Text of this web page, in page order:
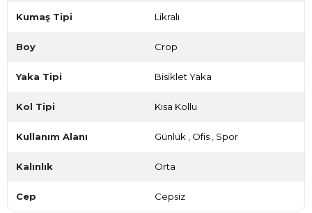
Kumaş Tipi Likralı
Boy Crop
Yaka Tipi Bisiklet Yaka
Kol Tipi Kısa Kollu
Kullanım Alanı Günlük Ofis Spor
Kalınlık Orta
Cep Cepsiz